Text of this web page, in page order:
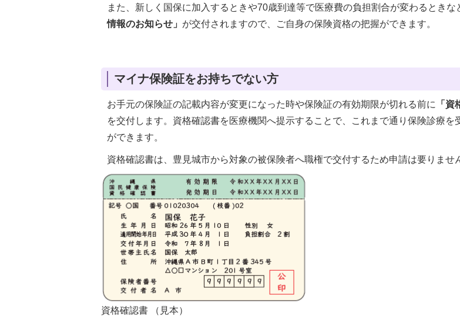
また、新しく国保に加入するときや70歳到達等で医療費の負担割合が変わるときな
情報のお知らせ」 が交付されますので、ご自身の保険資格の把握ができます。
マイナ保険証をお持ちでない方
お手元の保険証の記載内容が変更になった時や保険証の有効期限が切れる前に
「資
を交付します。資格確認書を医療機関へ提示することで、これまで通り保険診療を
ができます。
資格確認書は、豊見城市から対象の被保険者へ職権で交付するため申請は要りませ
資格確認書 （見本）